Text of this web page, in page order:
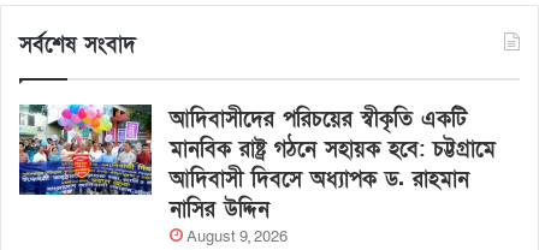
সর্বশেষ সংবাদ
আদিবাসীদের পরিচয়ের স্বীকৃতি একটি
মানবিক রাষ্ট্র গঠনে সহায়ক হবে: চট্টগ্রামে
আদিবাসী দিবসে অধ্যাপক ড. রাহমান
নাসির উদ্দিন
August 9, 2026